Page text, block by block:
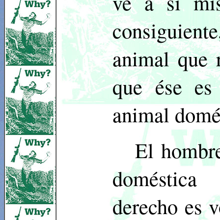
animal que
que ése
animal
El
doméstica
derecho es